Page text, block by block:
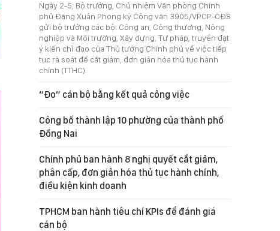
Ngày 2-5, Bộ trưởng, Chủ nhiệm Văn phòng Chính
phủ Đặng Xuân Phong ký Công văn 3905/VPCP-CĐS
gửi bộ trưởng các bộ: Công an, Công thương, Nông
nghiệp và Môi trường, Xây dựng, Tư pháp, truyền đạt
ý kiến chỉ đạo của Thủ tướng Chính phủ về việc tiếp
tục rà soát để cắt giảm, đơn giản hóa thủ tục hành
chính (TTHC).
“Đo” cán bộ bằng kết quả công việc
Công bố thành lập 10 phường của thành phố
Đồng Nai
Chính phủ ban hành 8 nghị quyết cắt giảm,
phân cấp, đơn giản hóa thủ tục hành chính,
điều kiện kinh doanh
TPHCM ban hành tiêu chí KPIs để đánh giá
cán bộ